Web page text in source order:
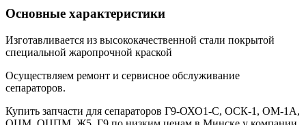
Основные характеристики
Изготавливается из высококачественной стали покрытой
специальной жаропрочной краской
Осуществляем ремонт и сервисное обслуживание
сепараторов.
Купить запчасти для сепараторов Г9-ОХО1-С, ОСК-1, ОМ-1А,